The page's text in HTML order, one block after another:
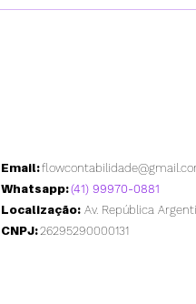
Email:
Whatsapp:(41) 99970-0881
Localização: Av. República
CNPJ:26295290000131